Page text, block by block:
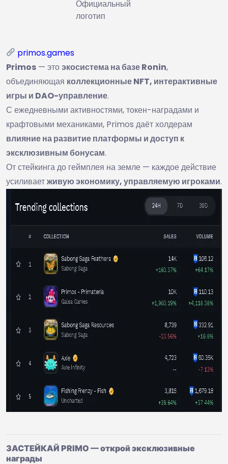
Официальный
логотип
primos.games
Primos — этоэкосистема на базе Ronin,
объединяющая коллекционные NFT, интерактивные
игры и DAO-управление.
С ежедневными активностями, токен-наградами и
крафтовыми механиками, Primos даёт холдерам
влияние на развитие платформы и доступ к
эксклюзивным бонусам.
От стейкинга до геймплея на земле — каждое действие
усиливаетживую экономику, управляемую игроками.
ЗАСТЕЙКАЙ PRIMO — открой эксклюзивные
награды